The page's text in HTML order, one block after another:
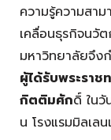
ความรู้ความสา
เคลื่อนธุรกิจนวั
มหาวิทยาลัยจึง
ผู้ได้รับพระรา
กิตติมศักดิ์ ใน
น โรงแรมมิลเล